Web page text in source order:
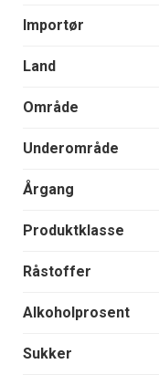
Importør
Land
Område
Underområde
Årgang
Produktklasse
Råstoffer
Alkoholprosent
Sukker